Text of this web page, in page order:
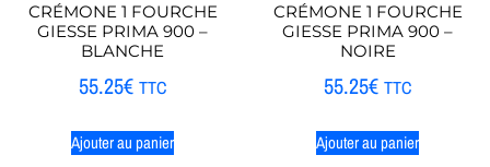
CRÉMONE 1 FOURCHE
GIESSE PRIMA 900 –
BLANCHE
55.25€ TTC
Ajouter au panier
CRÉMONE 1 FOURCHE
GIESSE PRIMA 900 –
NOIRE
55.25€ TTC
Ajouter au panier